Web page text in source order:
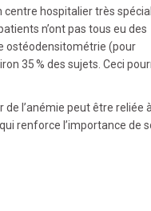
centre hospitalier très
n’ont pas tous eu des
ostéodensitométrie (pour
35 % des sujets. Ceci
l’anémie peut être reliée à
renforce l’importance de